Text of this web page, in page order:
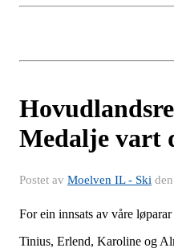
Medalje vart
Postet av Moelven IL - Ski den
For ein innsats av våre løparar
Tinius, Erlend, Karoline og